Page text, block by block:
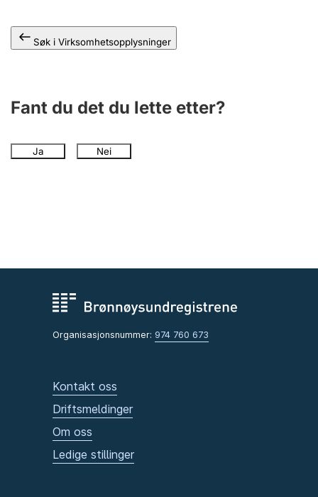
Søk i Virksomhetsopplysninger
Fant du det du lette etter?
Ja Nei
Organisasjonsnummer: 974 760 673
Kontakt oss
Driftsmeldinger
Om oss
Ledige stillinger